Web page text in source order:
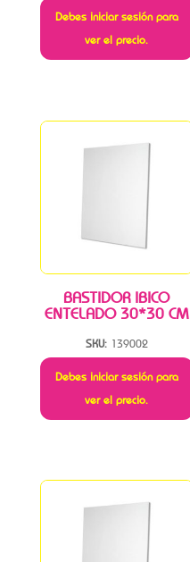
Debes iniciar sesión para
ver el precio.
BASTIDOR IBICO
ENTELADO 30*30 CM
SKU: 139002
Debes iniciar sesión para
ver el precio.